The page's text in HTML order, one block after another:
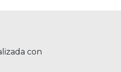
con